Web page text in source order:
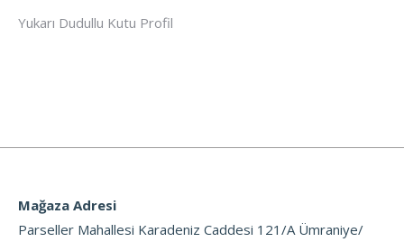
Yukarı Dudullu Kutu Profil
Mağaza Adresi
Parseller Mahallesi Karadeniz Caddesi 121/A Ümraniye/